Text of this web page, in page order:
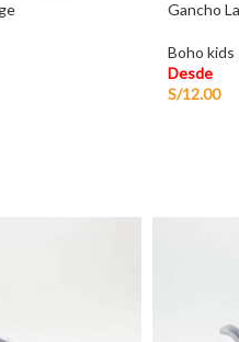
Gancho
Boho kids
Desde
S/12.00